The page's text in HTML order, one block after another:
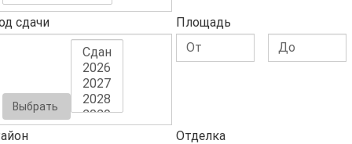
сдачи
Выбрать
Площадь
Отделка